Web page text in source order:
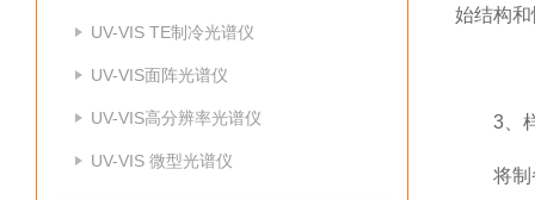
UV-VIS TE制冷光谱仪
UV-VIS面阵光谱仪
UV-VIS高分辨率光谱仪
UV-VIS 微型光谱仪
始结构
3、样
将制